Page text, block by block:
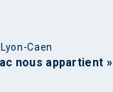
Caen
nous appartient »